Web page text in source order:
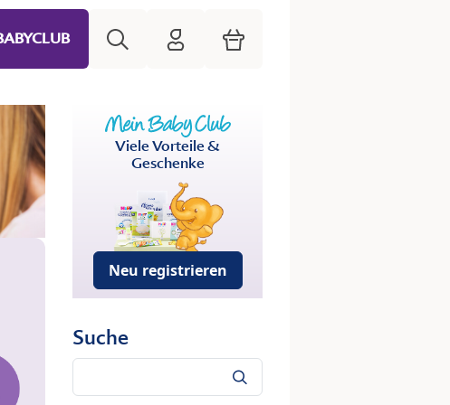
HiPP Mein Babyclub
Warenkorb
Viele Vorteile &
Geschenke
Neu registrieren
Suche